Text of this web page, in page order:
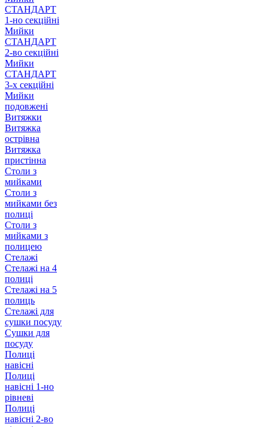
СТАНДАРТ
1-но секційні
Мийки
СТАНДАРТ
2-во секційні
Мийки
СТАНДАРТ
3-х секційні
Мийки
подовжені
Витяжки
Витяжка
острівна
Витяжка
пристінна
Столи з
мийками
Столи з
мийками без
полиці
Столи з
мийками з
полицею
Стелажі
Стелажі на 4
полиці
Стелажі на 5
полиць
Стелажі для
сушки посуду
Сушки для
посуду
Полиці
навісні
Полиці
навісні 1-но
рівневі
Полиці
навісні 2-во